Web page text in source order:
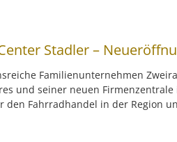
Stadler –
Familienunternehmen
und seiner neuen
den Fahrradhandel in der Region